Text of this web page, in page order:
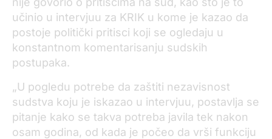
učinio u intervjuu za KRIK u kome je kazao da
postoje politički pritisci koji se ogledaju u
konstantnom komentarisanju sudskih
postupaka.
„U pogledu potrebe da zaštiti nezavisnost
sudstva koju je iskazao u intervjuu, postavlja se
pitanje kako se takva potreba javila tek nakon
osam godina, od kada je počeo da vrši funkciju